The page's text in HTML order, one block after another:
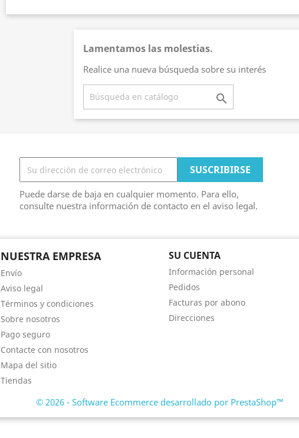
Lamentamos las molestias.
Realice una nueva búsqueda sobre su interés

Puede darse de baja en cualquier momento. Para ello,
consulte nuestra información de contacto en el aviso legal.
NUESTRA EMPRESA
Envío
Aviso legal
Términos y condiciones
Sobre nosotros
Pago seguro
Contacte con nosotros
Mapa del sitio
Tiendas
SU CUENTA
Información personal
Pedidos
Facturas por abono
Direcciones
© 2026 - Software Ecommerce desarrollado por PrestaShop™